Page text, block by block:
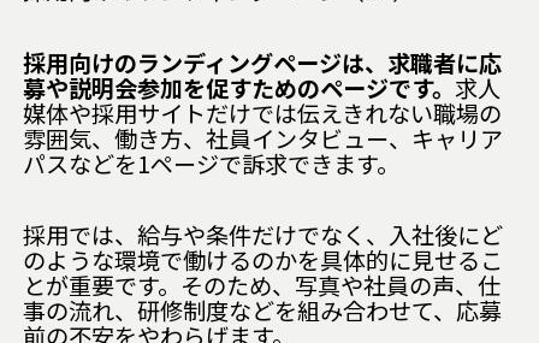
採用向けのランディングページは、求職者に応
募や説明会参加を促すためのページです。 求人
媒体や採用サイトだけでは伝えきれない職場の
雰囲気、働き方、社員インタビュー、キャリア
パスなどを1ページで訴求できます。
採用では、給与や条件だけでなく、入社後にど
のような環境で働けるのかを具体的に見せるこ
とが重要です。そのため、写真や社員の声、仕
事の流れ、研修制度などを組み合わせて、応募
前の不安をやわらげます。